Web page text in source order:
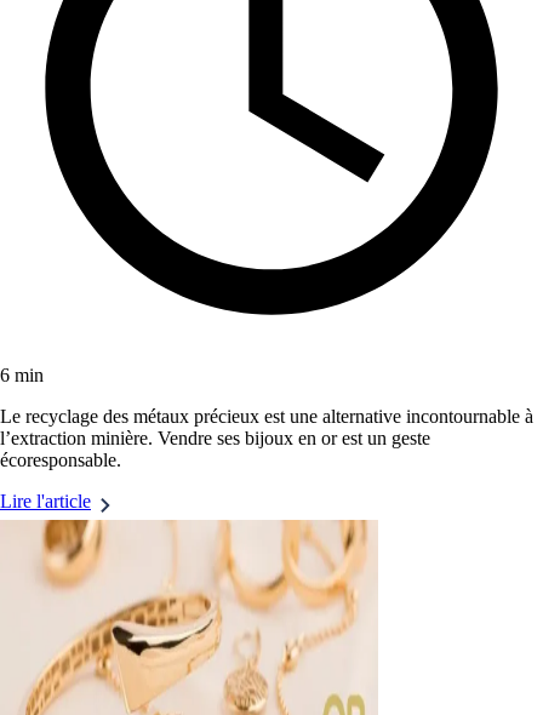
6 min
Le recyclage des métaux précieux est une alternative incontournable à
l’extraction minière. Vendre ses bijoux en or est un geste
écoresponsable.
Lire l'article